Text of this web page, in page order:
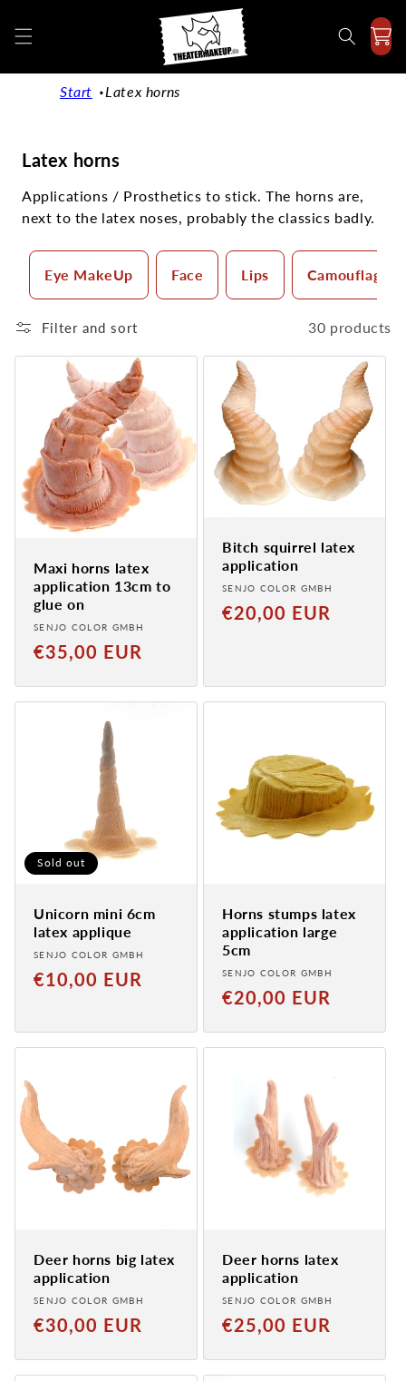
content
Start Latex horns
C
t
e
g
y
Latex horns
Applications / Prosthetics to stick. The horns are,
next to the latex noses, probably the classics badly.
Eye MakeUp Face Lips Camouflage
Filter and sort 30 products
Maxi horns latex
application 13cm to
glue on
Provider:
SENJO COLOR GMBH
Normal
€35,00 EUR
Bitch squirrel latex
application
Provider:
SENJO COLOR GMBH
Normal
€20,00 EUR
Sold out
Unicorn mini 6cm
latex applique
Provider:
SENJO COLOR GMBH
Normal
€10,00 EUR
Horns stumps latex
application large
5cm
Provider:
SENJO COLOR GMBH
Normal
€20,00 EUR
Deer horns big latex
application
Provider:
SENJO COLOR GMBH
Normal
€30,00 EUR
Deer horns latex
application
Provider:
SENJO COLOR GMBH
Normal
€25,00 EUR